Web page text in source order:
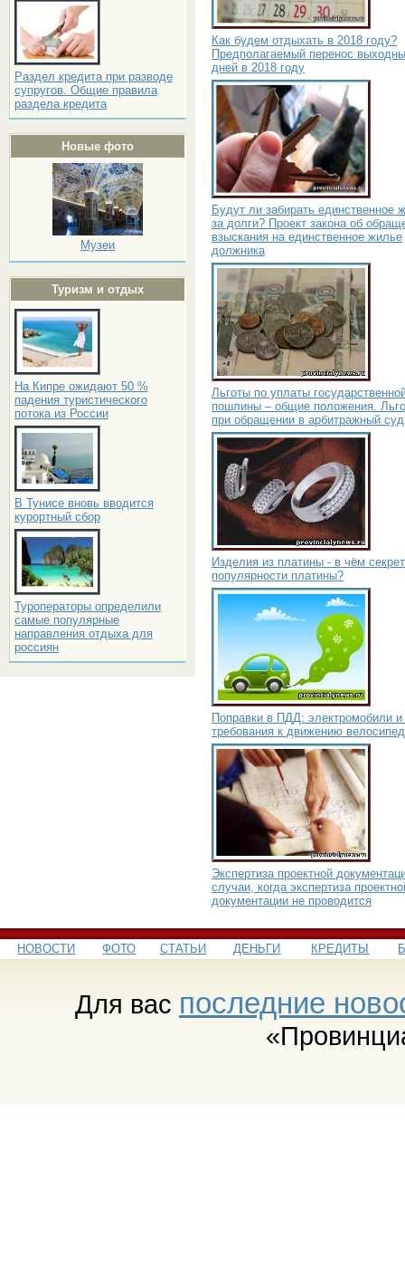
Раздел кредита при разводе
супругов. Общие правила
раздела кредита
Новые фото
Музеи
Туризм и отдых
На Кипре ожидают 50 %
падения туристического
потока из России
В Тунисе вновь вводится
курортный сбор
Туроператоры определили
самые популярные
направления отдыха для
россиян
Как будем отдыхать в 2018 году?
Предполагаемый перенос
дней в 2018 году
Будут ли забирать единственное
за долги? Проект закона об
взыскания на единственное жилье
должника
Льготы по уплаты
пошлины – общие положения.
при обращении в арбитражный суд
Изделия из платины - в чём секрет
популярности платины?
Поправки в ПДД: электромобили
требования к движению
Экспертиза проектной
случаи, когда экспертиза
документации не проводится
НОВОСТИ ФОТО СТАТЬИ ДЕНЬГИ КРЕДИТЫ
Для вас последние